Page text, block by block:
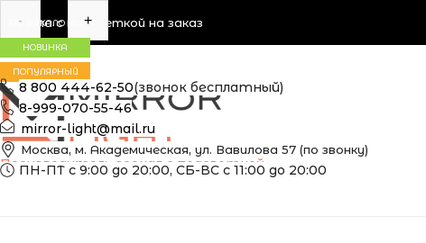
Зеркала с подсветкой на заказ
Производитель зеркал с подсветкой
8 800 444-62-50(звонок бесплатный)
8-999-070-55-46
mirror-light@mail.ru
Москва, м. Академическая, ул. Вавилова 57 (по звонку)
ПН-ПТ с 9:00 до 20:00, СБ-ВС с 11:00 до 20:00
ЭТО ЗЕРКАЛО МЫ
МОЖЕМ ИЗГОТОВИТЬ
ПО ВАШИМ
РАЗМЕРАМ
НОВИНКА
ПОПУЛЯРНЫЙ
- +